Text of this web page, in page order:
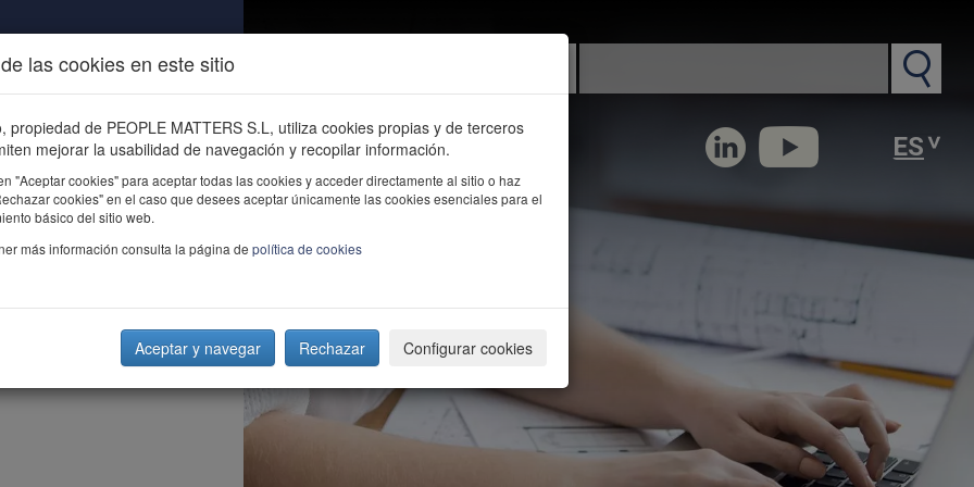
ÚNETE CONTACTO
las cookies en este sitio
propiedad de PEOPLE MATTERS S.L, utiliza cookies propias y de terceros
mejorar la usabilidad de navegación y recopilar información.
"Aceptar cookies" para aceptar todas las cookies y acceder directamente al sitio o haz
cookies" en el caso que desees aceptar únicamente las cookies esenciales para el
básico del sitio web.
más información consulta la página de política de cookies
Aceptar y navegar Rechazar Configurar cookies